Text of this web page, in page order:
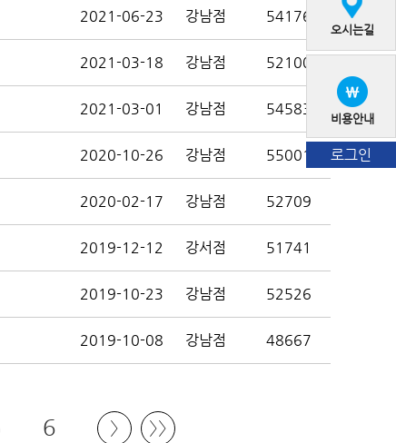
오시는길
비용안내
로그인
2021-06-23 강남점 54176
2021-03-18 강남점 52100
2021-03-01 강남점 54583
2020-10-26 강남점 55001
2020-02-17 강남점 52709
2019-12-12 강서점 51741
2019-10-23 강남점 52526
2019-10-08 강남점 48667
6 〉 〉〉